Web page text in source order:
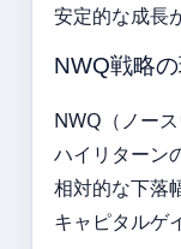
安定的な成長
NWQ戦略
NWQ（ノー
ハイリターン
相対的な下落
キャピタルゲ